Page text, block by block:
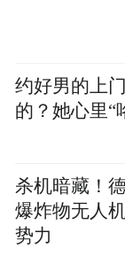
铁杆球迷。
队理事会主
担任候补主
编辑|陈柯名
约好男的上
的？她心里“
杀机暗藏！
爆炸物无人
势力